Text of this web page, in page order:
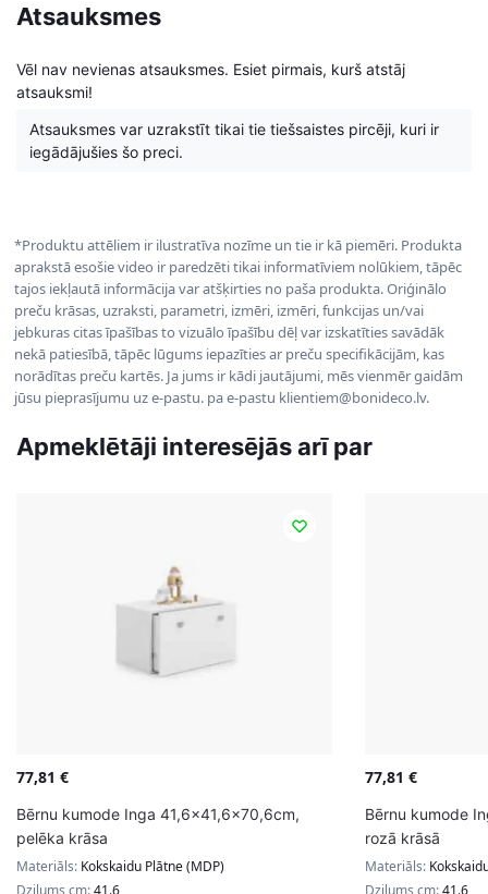
Atsauksmes
Vēl nav nevienas atsauksmes. Esiet pirmais, kurš atstāj
atsauksmi!
Atsauksmes var uzrakstīt tikai tie tiešsaistes pircēji, kuri ir
iegādājušies šo preci.
*Produktu attēliem ir ilustratīva nozīme un tie ir kā piemēri. Produkta
aprakstā esošie video ir paredzēti tikai informatīviem nolūkiem, tāpēc
tajos iekļautā informācija var atšķirties no paša produkta. Oriģinālo
preču krāsas, uzraksti, parametri, izmēri, izmēri, funkcijas un/vai
jebkuras citas īpašības to vizuālo īpašību dēļ var izskatīties savādāk
nekā patiesībā, tāpēc lūgums iepazīties ar preču specifikācijām, kas
norādītas preču kartēs. Ja jums ir kādi jautājumi, mēs vienmēr gaidām
jūsu pieprasījumu uz e-pastu. pa e-pastu klientiem@bonideco.lv.
Apmeklētāji interesējās arī par
77,81 €
Bērnu kumode Inga 41,6×41,6×70,6cm,
pelēka krāsa
Materiāls: Kokskaidu Plātne (MDP)
77,81 €
Bērnu kumode
rozā krāsā
Materiāls: